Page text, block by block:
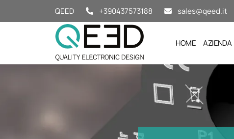
QEED +390437573188 sales@qeed.it
HOME AZIENDA